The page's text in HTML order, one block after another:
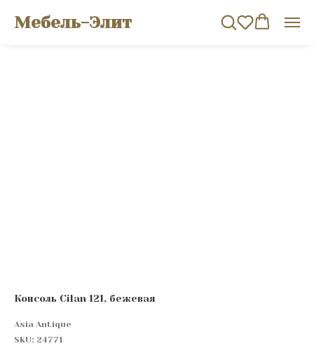
Мебель-Элит
Консоль Cilan 121, бежевая
Asia Antique
SKU: 24771